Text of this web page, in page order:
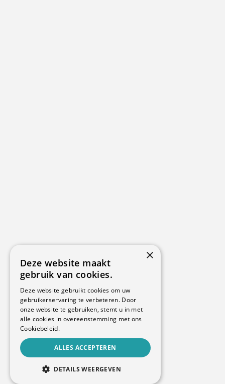
×
Deze website maakt
gebruik van cookies.
Deze website gebruikt cookies om uw
gebruikerservaring te verbeteren. Door
onze website te gebruiken, stemt u in met
alle cookies in overeenstemming met ons
Cookiebeleid.
ALLES ACCEPTEREN
DETAILS WEERGEVEN